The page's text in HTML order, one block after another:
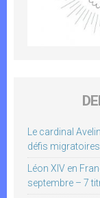
Le cardinal
défis migratoires
Léon XIV en
septembre – 7